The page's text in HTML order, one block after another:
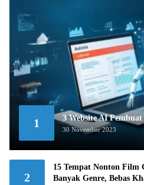
1 3 Website AI
30 November 2023
2
15 Tempat Nonton Film
Banyak Genre, Bebas